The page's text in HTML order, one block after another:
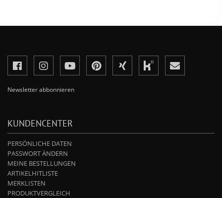
Newsletter abbonnieren
KUNDENCENTER
PERSÖNLICHE DATEN
PASSWORT ÄNDERN
MEINE BESTELLUNGEN
ARTIKELHITLISTE
MERKLISTEN
PRODUKTVERGLEICH